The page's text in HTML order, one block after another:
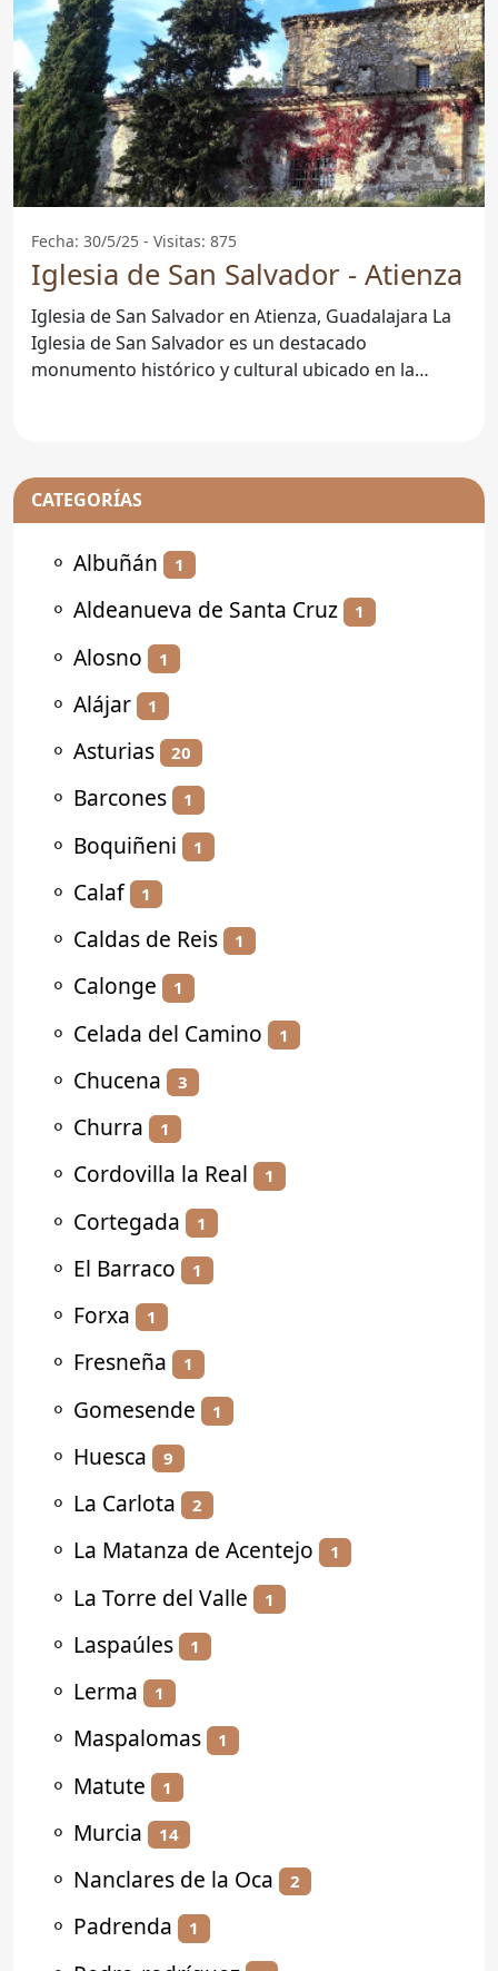
Fecha: 30/5/25 - Visitas: 875
Iglesia de San Salvador - Atienza
Iglesia de San Salvador en Atienza, Guadalajara La
Iglesia de San Salvador es un destacado
monumento histórico y cultural ubicado en la
CATEGORÍAS
⚬ Albuñán 1
⚬ Aldeanueva de Santa Cruz 1
⚬ Alosno 1
⚬ Alájar 1
⚬ Asturias 20
⚬ Barcones 1
⚬ Boquiñeni 1
⚬ Calaf 1
⚬ Caldas de Reis 1
⚬ Calonge 1
⚬ Celada del Camino 1
⚬ Chucena 3
⚬ Churra 1
⚬ Cordovilla la Real 1
⚬ Cortegada 1
⚬ El Barraco 1
⚬ Forxa 1
⚬ Fresneña 1
⚬ Gomesende 1
⚬ Huesca 9
⚬ La Carlota 2
⚬ La Matanza de Acentejo 1
⚬ La Torre del Valle 1
⚬ Laspaúles 1
⚬ Lerma 1
⚬ Maspalomas 1
⚬ Matute 1
⚬ Murcia 14
⚬ Nanclares de la Oca 2
⚬ Padrenda 1